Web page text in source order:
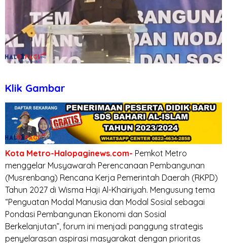
Klik Gambar
Kota Metro-Halopaginews.com- Pemkot Metro
menggelar Musyawarah Perencanaan Pembangunan
(Musrenbang) Rencana Kerja Pemerintah Daerah (RKPD)
Tahun 2027 di Wisma Haji Al-Khairiyah. Mengusung tema
“Penguatan Modal Manusia dan Modal Sosial sebagai
Pondasi Pembangunan Ekonomi dan Sosial
Berkelanjutan”, forum ini menjadi panggung strategis
penyelarasan aspirasi masyarakat dengan prioritas